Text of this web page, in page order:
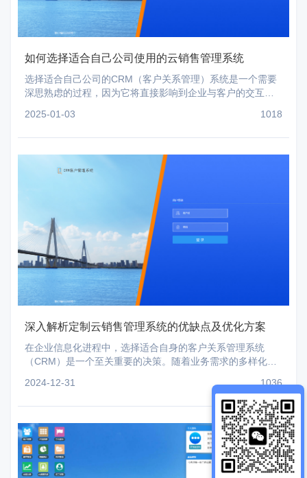
如何选择适合自己公司使用的云销售管理系统
选择适合自己公司的CRM（客户关系管理）系统是一个需要
深思熟虑的过程，因为它将直接影响到企业与客户的交互方
步
2025-01-03 1018
深入解析定制云销售管理系统的优缺点及优化方案
在企业信息化进程中，选择适合自身的客户关系管理系统
（CRM）是一个至关重要的决策。随着业务需求的多样化和
统。定制
2024-12-31 1036